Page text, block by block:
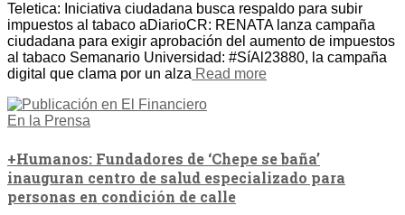
Teletica: Iniciativa ciudadana busca respaldo para subir
impuestos al tabaco aDiarioCR: RENATA lanza campaña
ciudadana para exigir aprobación del aumento de impuestos
al tabaco Semanario Universidad: #SíAl23880, la campaña
digital que clama por un alza Read more
En la Prensa
+Humanos: Fundadores de ‘Chepe se baña’
inauguran centro de salud especializado para
personas en condición de calle